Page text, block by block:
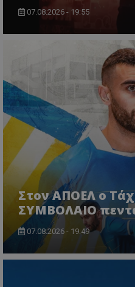
07.08.2026 - 19:55
Στον ΑΠΟΕΛ ο
ΣΥΜΒΟΛΑΙΟ
07.08.2026 - 19:49